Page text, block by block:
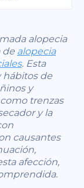
alopecia
de alopecia
. Esta
hábitos de
y
trenzas
y la
causantes
afección,